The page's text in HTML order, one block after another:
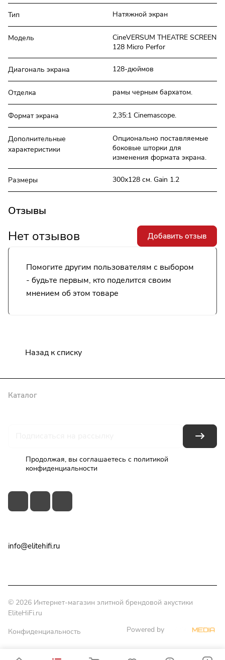
Тип Натяжной экран
Модель
CineVERSUM THEATRE SCREEN
128 Micro Perfor
Диагональ экрана 128-дюймов
Отделка рамы черным бархатом.
Формат экрана 2,35:1 Cinemascope.
Дополнительные
характеристики
Опционально поставляемые
боковые шторки для
изменения формата экрана.
Размеры 300x128 см. Gain 1.2
Отзывы
Помогите другим пользователям с выбором
- будьте первым, кто поделится своим
мнением об этом товаре
Нет отзывов Добавить отзыв
Назад к списку
Каталог
Продолжая, вы соглашаетесь с политикой
конфиденциальности
info@elitehifi.ru
© 2026 Интернет-магазин элитной брендовой акустики
EliteHiFi.ru
Конфиденциальность
Powered by